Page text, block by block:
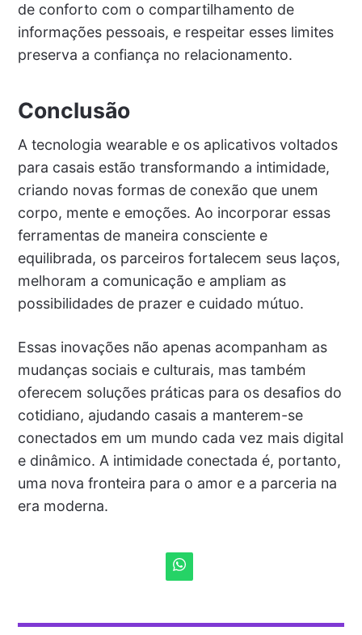
de conforto com o compartilhamento de
informações pessoais, e respeitar esses limites
preserva a confiança no relacionamento.
Conclusão
A tecnologia wearable e os aplicativos voltados
para casais estão transformando a intimidade,
criando novas formas de conexão que unem
corpo, mente e emoções. Ao incorporar essas
ferramentas de maneira consciente e
equilibrada, os parceiros fortalecem seus laços,
melhoram a comunicação e ampliam as
possibilidades de prazer e cuidado mútuo.
Essas inovações não apenas acompanham as
mudanças sociais e culturais, mas também
oferecem soluções práticas para os desafios do
cotidiano, ajudando casais a manterem-se
conectados em um mundo cada vez mais digital
e dinâmico. A intimidade conectada é, portanto,
uma nova fronteira para o amor e a parceria na
era moderna.